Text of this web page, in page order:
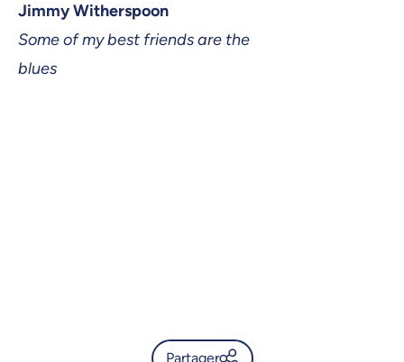
Jimmy Witherspoon
Some of my best friends are the
blues
Partager